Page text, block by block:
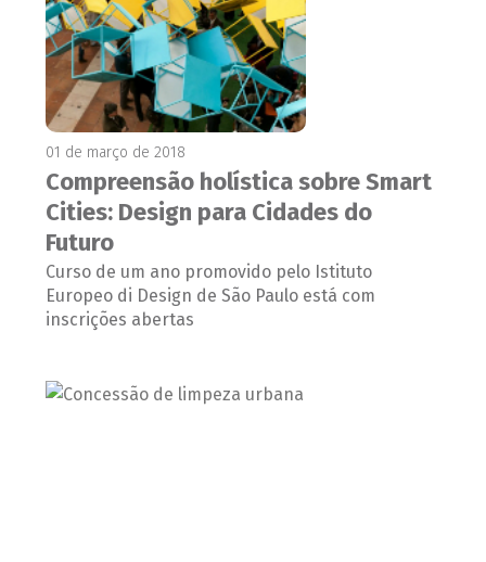
01 de março de 2018
Compreensão holística sobre Smart
Cities: Design para Cidades do
Futuro
Curso de um ano promovido pelo Istituto
Europeo di Design de São Paulo está com
inscrições abertas